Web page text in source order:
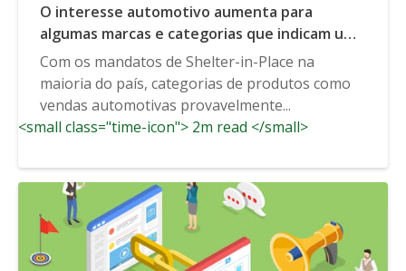
O interesse automotivo aumenta para
algumas marcas e categorias que indicam uma
demanda crescente
Com os mandatos de Shelter-in-Place na
maioria do país, categorias de produtos como
vendas automotivas provavelmente...
<small class="time-icon"> 2m read </small>